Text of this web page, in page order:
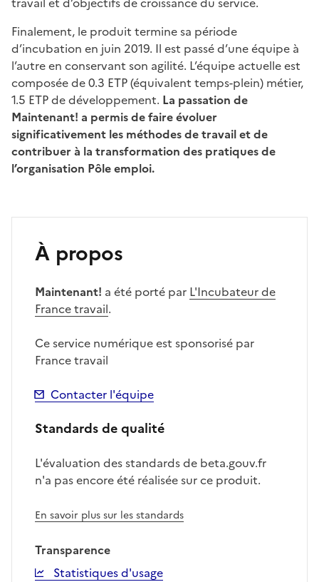
Finalement, le produit termine sa période
d’incubation en juin 2019. Il est passé d’une équipe à
l’autre en conservant son agilité. L’équipe actuelle est
composée de 0.3 ETP (équivalent temps-plein) métier,
1.5 ETP de développement. La passation de
Maintenant! a permis de faire évoluer
significativement les méthodes de travail et de
contribuer à la transformation des pratiques de
l’organisation Pôle emploi.
À propos
Maintenant! a été porté par L'Incubateur de
France travail.
Ce service numérique est sponsorisé par
France travail
Contacter l'équipe
Standards de qualité
L'évaluation des standards de beta.gouv.fr
n'a pas encore été réalisée sur ce produit.
En savoir plus sur les standards
Transparence
Statistiques d'usage